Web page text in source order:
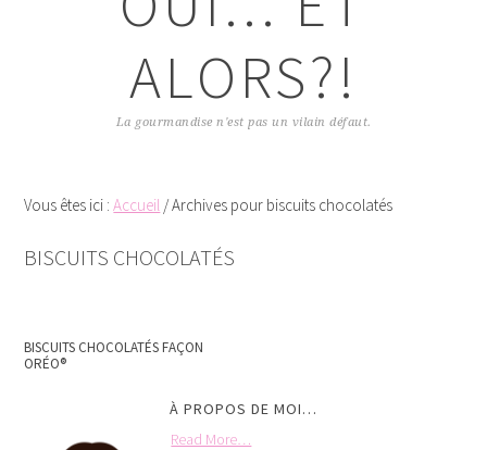
ALORS?!
La gourmandise n'est pas un vilain défaut.
Vous êtes ici :Accueil /Archives pour biscuits chocolatés
BISCUITS CHOCOLATÉS
BISCUITS CHOCOLATÉS FAÇON
ORÉO®
À PROPOS DE MOI…
Read More…